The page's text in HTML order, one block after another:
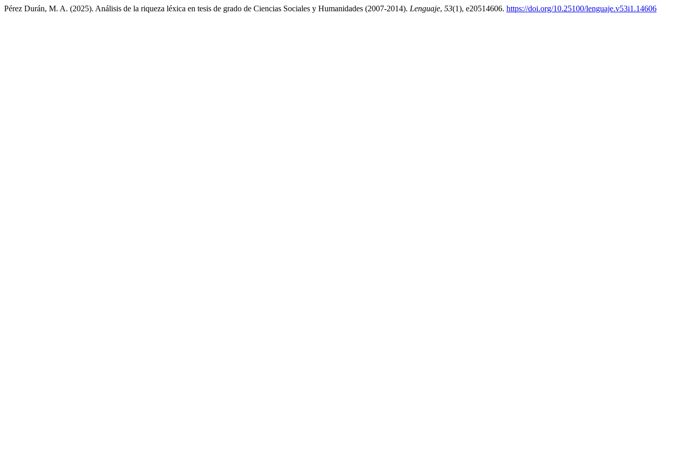
Pérez Durán, M. A. (2025). Análisis de la riqueza léxica en tesis de grado de Ciencias Sociales y Humanidades (2007-2014). Lenguaje, 53(1), e20514606. https://doi.org/10.25100/lenguaje.v53i1.14606